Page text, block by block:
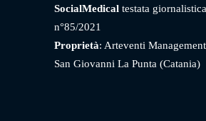
SocialMedical testata
n°85/2021
Proprietà: Arteventi
San Giovanni La Punta (Catania)